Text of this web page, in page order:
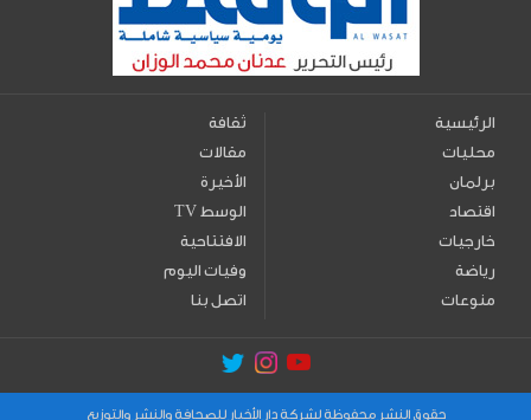
الرئيسية
محليات
برلمان
اقتصاد
خارجيات
رياضة
منوعات
ثقافة
مقالات
الأخيرة
TV الوسط
الافتتاحية
وفيات اليوم
اتصل بنا
حقوق النشر محفوظة لشركة دار الأخبار للصحافة والنشر والتوزيع